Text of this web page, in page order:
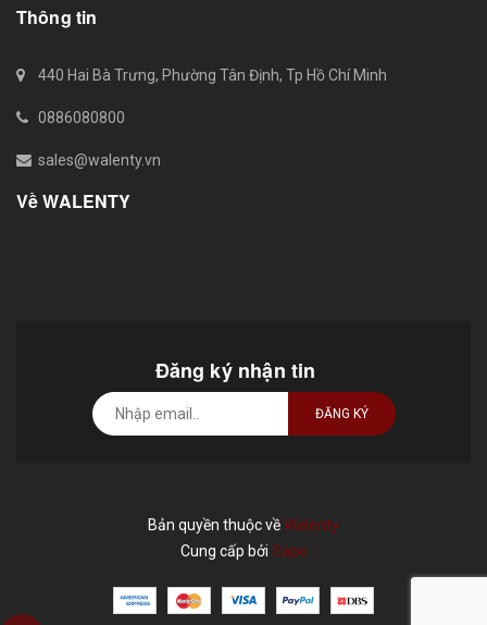
Thông tin
440 Hai Bà Trưng, Phường Tân Định, Tp Hồ Chí Minh
0886080800
sales@walenty.vn
Về WALENTY
Đăng ký nhận tin
ĐĂNG KÝ
Bản quyền thuộc vềWalenty
Cung cấp bởi Sapo